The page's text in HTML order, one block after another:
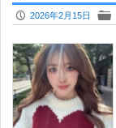
P 2026年2月15日 F